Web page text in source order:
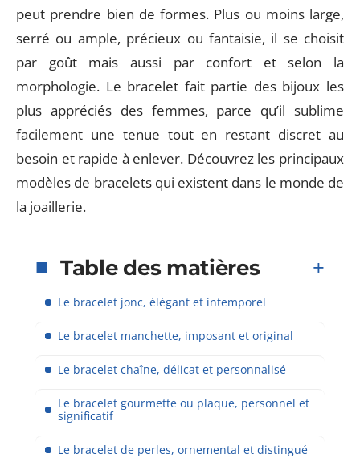
peut prendre bien de formes. Plus ou moins large,
serré ou ample, précieux ou fantaisie, il se choisit
par goût mais aussi par confort et selon la
morphologie. Le bracelet fait partie des bijoux les
plus appréciés des femmes, parce qu’il sublime
facilement une tenue tout en restant discret au
besoin et rapide à enlever. Découvrez les principaux
modèles de bracelets qui existent dans le monde de
la joaillerie.
Table des matières
Le bracelet jonc, élégant et intemporel
Le bracelet manchette, imposant et original
Le bracelet chaîne, délicat et personnalisé
Le bracelet gourmette ou plaque, personnel et
significatif
Le bracelet de perles, ornemental et distingué